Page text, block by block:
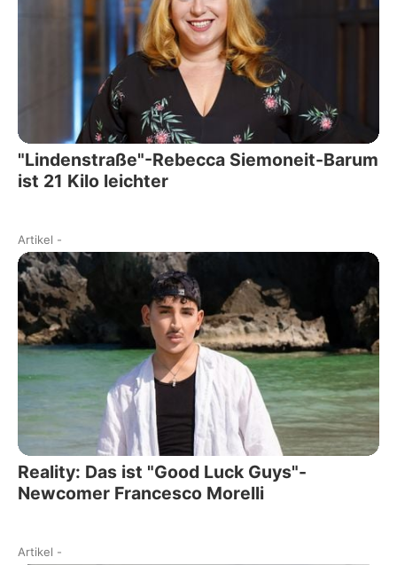
"Lindenstraße"-Rebecca Siemoneit-Barum
ist 21 Kilo leichter
Artikel -
Reality: Das ist "Good Luck Guys"-
Newcomer Francesco Morelli
Artikel -